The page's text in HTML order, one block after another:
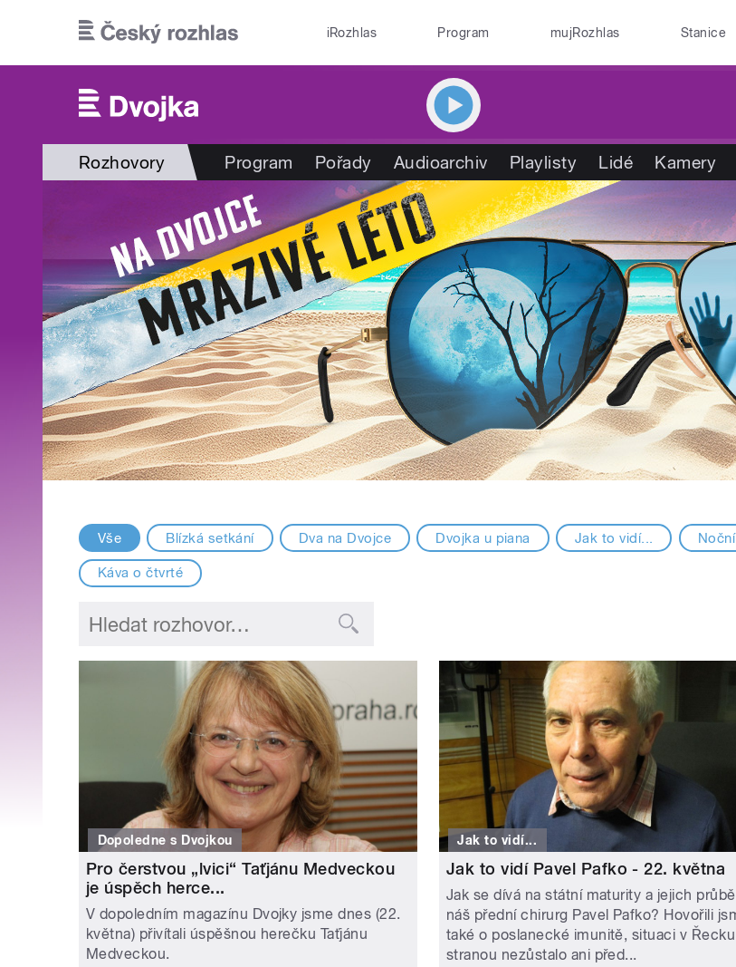
iRozhlas Program mujRozhlas Stanice
Rozhovory Program Pořady Audioarchiv Playlisty Lidé Kamery
Vše Blízká setkání Dva na Dvojce Dvojka u piana Jak to vidí...
Káva o čtvrté
Dopoledne s Dvojkou
Pro čerstvou „lvici“ Taťjánu Medveckou
je úspěch herce...
V dopoledním magazínu Dvojky jsme dnes (22.
května) přivítali úspěšnou herečku Taťjánu
Medveckou.
Jak to vidí...
Jak to vidí Pavel Pafko - 22. května
Jak se dívá na státní maturity a jejich
náš přední chirurg Pavel Pafko? Hovořili
také o poslanecké imunitě, situaci v
stranou nezůstalo ani před...